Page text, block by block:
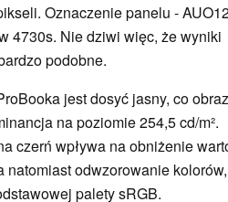
Oznaczenie panelu -
4730s. Nie dziwi więc, że wyniki
podobne.
jest dosyć jasny, co
na poziomie 254,5 cd/m².
czerń wpływa na obniżenie
natomiast odwzorowanie
palety sRGB.